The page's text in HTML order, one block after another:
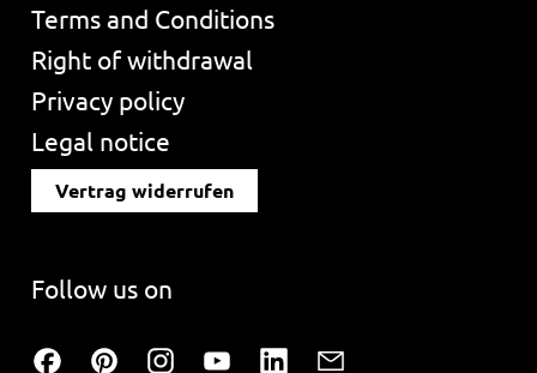
Terms and Conditions
Right of withdrawal
Privacy policy
Legal notice
Vertrag widerrufen
Follow us on
FacebookPinterestInstagramYouTubeLinkedIn